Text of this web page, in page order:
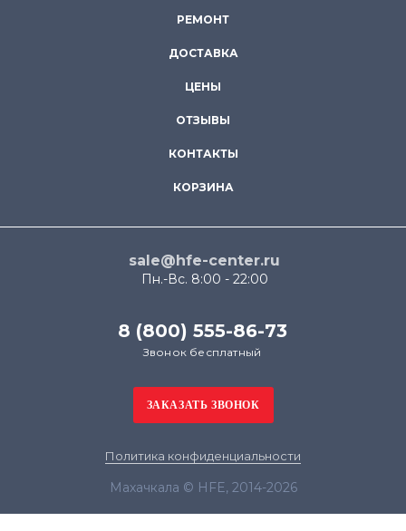
РЕМОНТ
ДОСТАВКА
ЦЕНЫ
ОТЗЫВЫ
КОНТАКТЫ
КОРЗИНА
sale@hfe-center.ru
Пн.-Вс. 8:00 - 22:00
8 (800) 555-86-73
Звонок бесплатный
Политика конфиденциальности
Махачкала © HFE, 2014-2026